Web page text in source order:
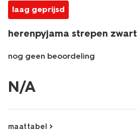
laag geprijsd
herenpyjama strepen zwart
nog geen beoordeling
strepen-
zwart-
N/A
maattabel